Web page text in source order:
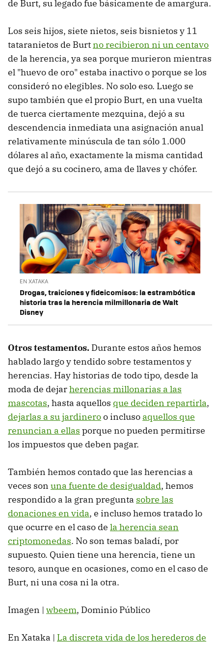
de Burt, su legado fue básicamente de amargura.
Los seis hijos, siete nietos, seis bisnietos y 11
tataranietos de Burtno recibieron ni un centavo
de la herencia, ya sea porque murieron mientras
el "huevo de oro" estaba inactivo o porque se los
consideró no elegibles. No solo eso. Luego se
supo también que el propio Burt, en una vuelta
de tuerca ciertamente mezquina, dejó a su
descendencia inmediata una asignación anual
relativamente minúscula de tan sólo 1.000
dólares al año, exactamente la misma cantidad
que dejó a su cocinero, ama de llaves y chófer.
EN XATAKA
Drogas, traiciones y fideicomisos: la estrambótica
historia tras la herencia milmillonaria de Walt
Disney
Otros testamentos. Durante estos años hemos
hablado largo y tendido sobre testamentos y
herencias. Hay historias de todo tipo, desde la
moda de dejarherencias millonarias a las
mascotas, hasta aquellos que deciden repartirla,
dejarlas a su jardineroo incluso aquellos que
renuncian a ellas porque no pueden permitirse
los impuestos que deben pagar.
También hemos contado que las herencias a
veces son una fuente de desigualdad, hemos
respondido a la gran pregunta sobre las
donaciones en vida, e incluso hemos tratado lo
que ocurre en el caso de la herencia sean
criptomonedas. No son temas baladí, por
supuesto. Quien tiene una herencia, tiene un
tesoro, aunque en ocasiones, como en el caso de
Burt, ni una cosa ni la otra.
Imagen | wbeem, Dominio Público
En Xataka | La discreta vida de los herederos de